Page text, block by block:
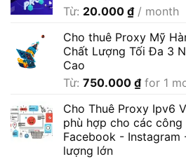
Từ: 20.000 ₫ / month
Cho thuê Proxy Mỹ
Chất Lượng Tối Đa 3
Cao
Từ: 750.000 ₫ for 1
Cho Thuê Proxy Ipv6
phù hợp cho các
Facebook - Instagram
lượng lớn